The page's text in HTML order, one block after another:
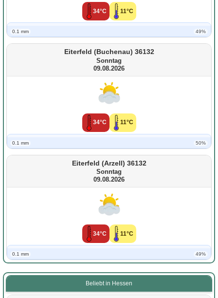
34°C 11°C
0.1 mm 49%
Eiterfeld (Buchenau) 36132
Sonntag
09.08.2026
34°C 11°C
0.1 mm 50%
Eiterfeld (Arzell) 36132
Sonntag
09.08.2026
34°C 11°C
0.1 mm 49%
Beliebt in Hessen